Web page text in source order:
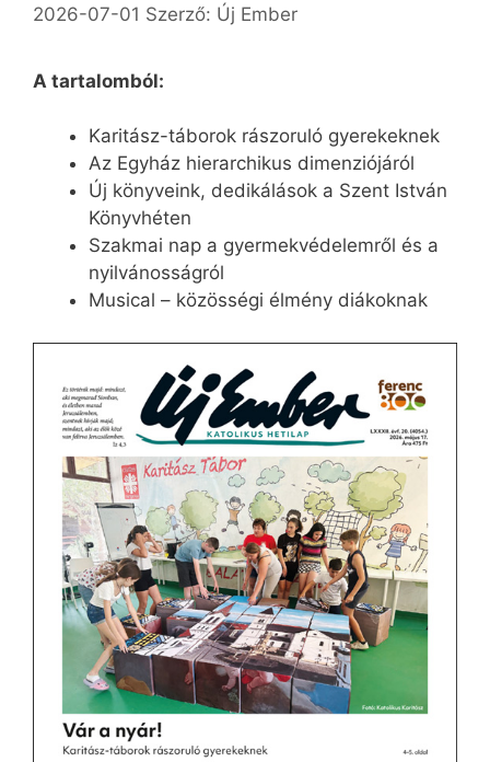
2026-07-01 Szerző: Új Ember
A tartalomból:
Karitász-táborok rászoruló gyerekeknek
Az Egyház hierarchikus dimenziójáról
Új könyveink, dedikálások a Szent István
Könyvhéten
Szakmai nap a gyermekvédelemről és a
nyilvánosságról
Musical – közösségi élmény diákoknak